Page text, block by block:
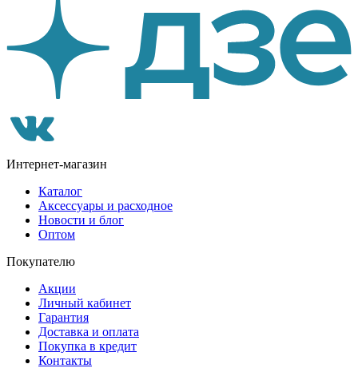
Интернет-магазин
Каталог
Аксессуары и расходное
Новости и блог
Оптом
Покупателю
Акции
Личный кабинет
Гарантия
Доставка и оплата
Покупка в кредит
Контакты